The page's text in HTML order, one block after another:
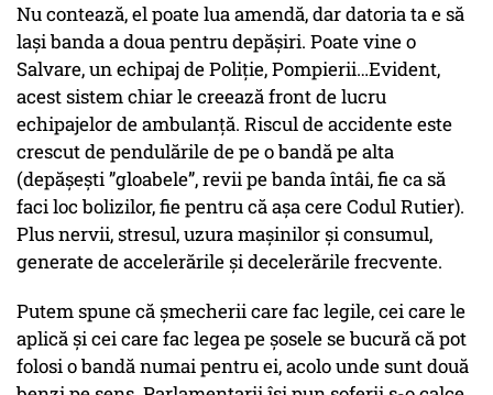
Nu contează, el poate lua amendă, dar datoria ta e să
lași banda a doua pentru depășiri. Poate vine o
Salvare, un echipaj de Poliție, Pompierii…Evident,
acest sistem chiar le creează front de lucru
echipajelor de ambulanță. Riscul de accidente este
crescut de pendulările de pe o bandă pe alta
(depășești ”gloabele”, revii pe banda întâi, fie ca să
faci loc bolizilor, fie pentru că așa cere Codul Rutier).
Plus nervii, stresul, uzura mașinilor și consumul,
generate de accelerările și decelerările frecvente.
Putem spune că șmecherii care fac legile, cei care le
aplică și cei care fac legea pe șosele se bucură că pot
folosi o bandă numai pentru ei, acolo unde sunt două